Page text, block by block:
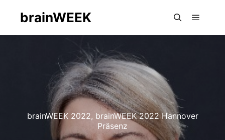
brainWEEK
brainWEEK 2022, brainWEEK 2022 Hannover
Präsenz